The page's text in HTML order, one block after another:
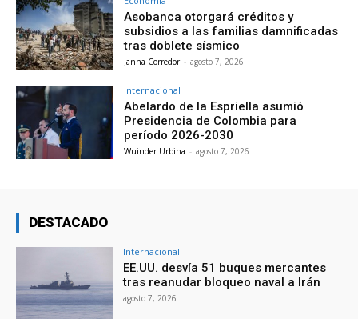
Asobanca otorgará créditos y
subsidios a las familias damnificadas
tras doblete sísmico
Janna Corredor - agosto 7, 2026
Internacional
Abelardo de la Espriella asumió
Presidencia de Colombia para
período 2026-2030
Wuinder Urbina - agosto 7, 2026
DESTACADO
Internacional
EE.UU. desvía 51 buques mercantes
tras reanudar bloqueo naval a Irán
agosto 7, 2026